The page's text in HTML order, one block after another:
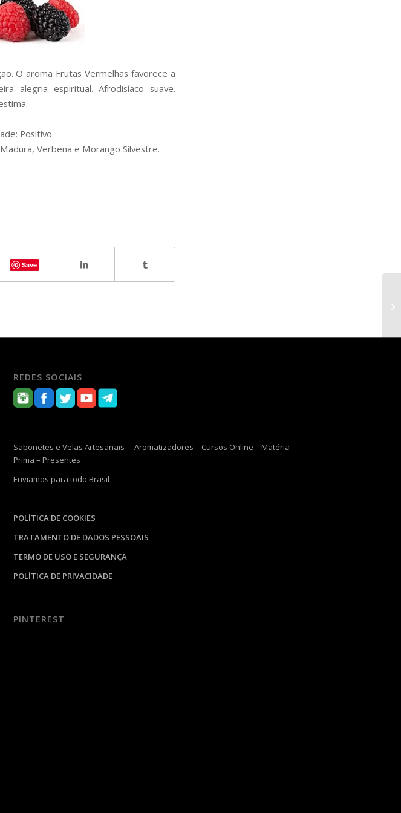
O aroma Frutas Vermelhas favorece a
alegria espiritual. Afrodisíaco suave.
Positivo
Verbena e Morango Silvestre.
Save
REDES SOCIAIS
Sabonetes e Velas Artesanais – Aromatizadores – Cursos Online – Matéria-
Prima – Presentes
Enviamos para todo Brasil
POLÍTICA DE COOKIES
TRATAMENTO DE DADOS PESSOAIS
TERMO DE USO E SEGURANÇA
POLÍTICA DE PRIVACIDADE
PINTEREST